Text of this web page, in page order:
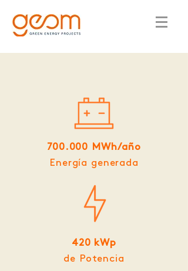
700.000 MWh/año
Energía generada
420 kWp
de Potencia